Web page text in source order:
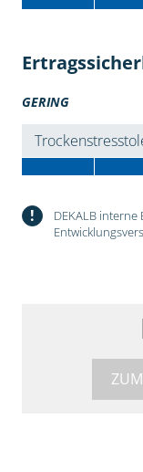
GERING
!
DEKALB